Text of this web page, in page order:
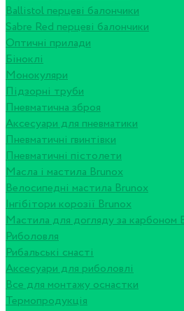
Ballistol перцеві балончики
Sabre Red перцеві балончики
Оптичні прилади
Біноклі
Монокуляри
Підзорні труби
Пневматична зброя
Аксесуари для пневматики
Пневматичні гвинтівки
Пневматичні пістолети
Масла і мастила Brunox
Велосипедні мастила Brunox
Інгібітори корозії Brunox
Мастила для догляду за карбоном
Риболовля
Рибальські снасті
Аксесуари для риболовлі
Все для монтажу оснастки
Термопродукція